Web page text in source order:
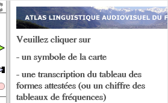
Veuillez cliquer sur
- un symbole de la carte
- une transcription du tableau des
formes attestées (ou un chiffre des
tableaux de fréquences)